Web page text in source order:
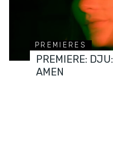
PREMIERES
PREMIERE:
AMEN